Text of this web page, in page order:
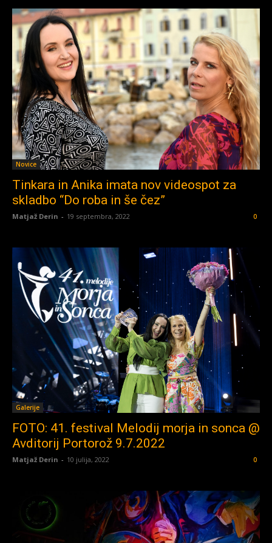
Novice
Tinkara in Anika imata nov videospot za
skladbo “Do roba in še čez”
Matjaž Derin - 19 septembra, 2022 0
Galerije
FOTO: 41. festival Melodij morja in sonca @
Avditorij Portorož 9.7.2022
Matjaž Derin - 10 julija, 2022 0